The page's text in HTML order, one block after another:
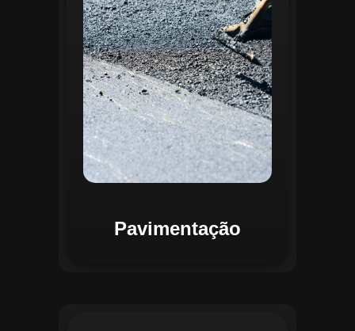
Pavimentação
geoprocessamento, é possível gerar
mapas detalhados que facilitam a
priorização de intervenções, otimizando
recursos e assegurando maior
durabilidade das vias. Relatórios
personalizáveis garantem transparência e
suporte na tomada de decisões
estratégicas.